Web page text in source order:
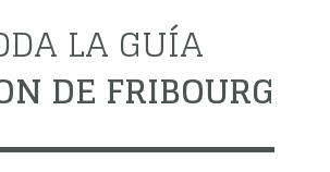
LA GUÍA
DE FRIBOURG